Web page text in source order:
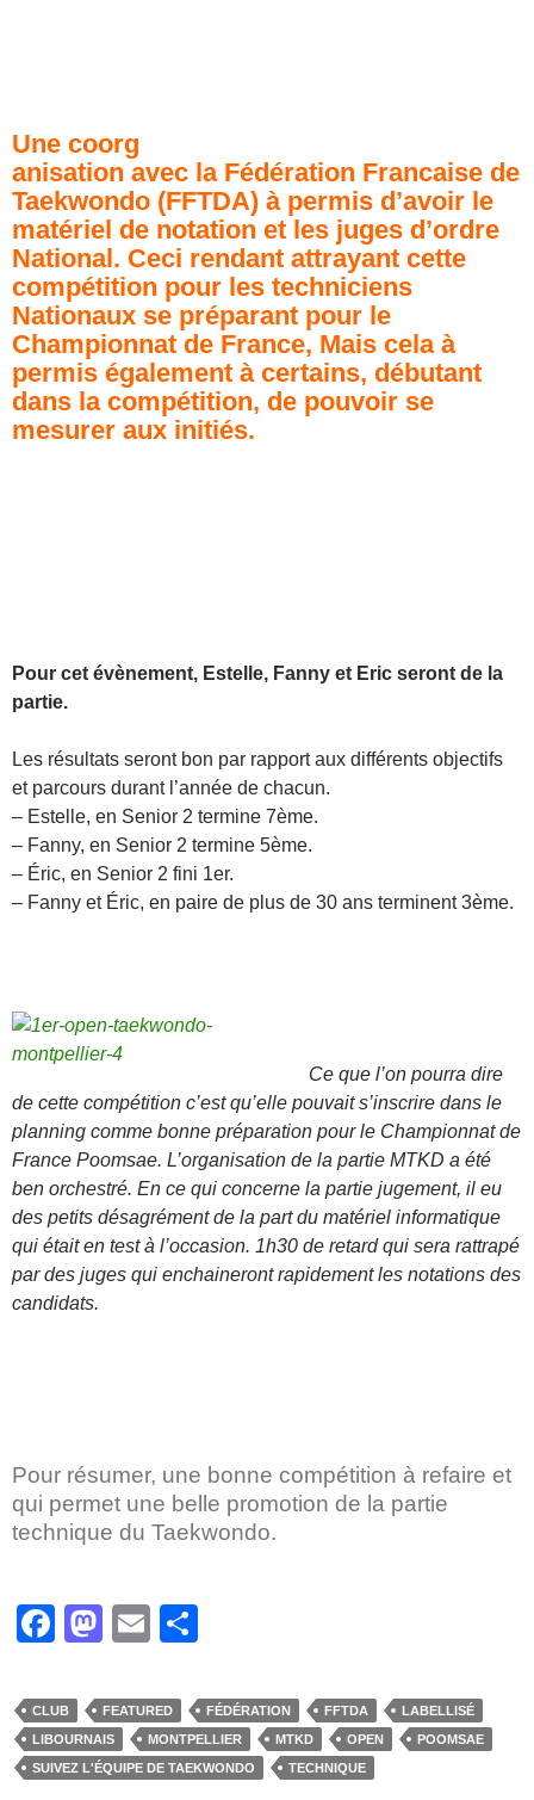
Une coorg
anisation avec la Fédération Francaise de
Taekwondo (FFTDA) à permis d’avoir le
matériel de notation et les juges d’ordre
National. Ceci rendant attrayant cette
compétition pour les techniciens
Nationaux se préparant pour le
Championnat de France, Mais cela à
permis également à certains, débutant
dans la compétition, de pouvoir se
mesurer aux initiés.
Pour cet évènement, Estelle, Fanny et Eric seront de la
partie.
Les résultats seront bon par rapport aux différents objectifs
et parcours durant l’année de chacun.
– Estelle, en Senior 2 termine 7ème.
– Fanny, en Senior 2 termine 5ème.
– Éric, en Senior 2 fini 1er.
– Fanny et Éric, en paire de plus de 30 ans terminent 3ème.
Ce que l’on pourra dire
de cette compétition c’est qu’elle pouvait s’inscrire dans le
planning comme bonne préparation pour le Championnat de
France Poomsae. L’organisation de la partie MTKD a été
ben orchestré. En ce qui concerne la partie jugement, il eu
des petits désagrément de la part du matériel informatique
qui était en test à l’occasion. 1h30 de retard qui sera rattrapé
par des juges qui enchaineront rapidement les notations des
candidats.
Pour résumer, une bonne compétition à refaire et
qui permet une belle promotion de la partie
technique du Taekwondo.
F
c
e
b
M
st
o
d
E
ail ta
g
er
CLUB FEATURED FÉDÉRATION FFTDA
LABELLISÉ
LIBOURNAIS
MONTPELLIER MTKD OPEN
POOMSAE
SUIVEZ L'ÉQUIPE DE TAEKWONDO
TECHNIQUE